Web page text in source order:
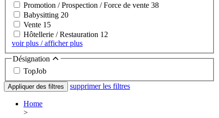
Promotion / Prospection / Force de vente 38
Babysitting 20
Vente 15
Hôtellerie / Restauration 12
voir plus / afficher plus
Désignation
TopJob
Appliquer des filtres supprimer les filtres
Home
>